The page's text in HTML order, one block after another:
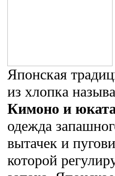
Японская
из хлопка
Кимоно и
одежда
вытачек и
которой